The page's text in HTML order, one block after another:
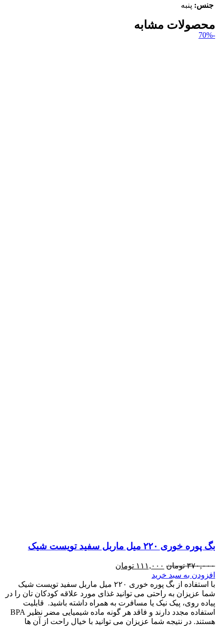
جنس: پنبه
محصولات مشابه
-70%
بگ پوره خوری ۲۲۰ میل ماربل سفید تویست شیک
۳۷۰,۰۰۰ تومان ۱۱۱,۰۰۰ تومان
افزودن به سبد خرید
با استفاده از بگ پوره خوری ۲۲۰ میل ماربل سفید تویست شیک
شما عزیزان به راحتی می توانید غذای مورد علاقه کودکان تان را در
پیاده روی، پیک نیک یا مسافرت به همراه داشته باشید. قابلیت
استفاده مجدد دارند و فاقد هر گونه ماده شیمیایی مضر نظیر BPA
هستند. در نتیجه شما عزیزان می توانید با خیال راحت از آن ها